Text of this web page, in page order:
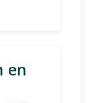
en